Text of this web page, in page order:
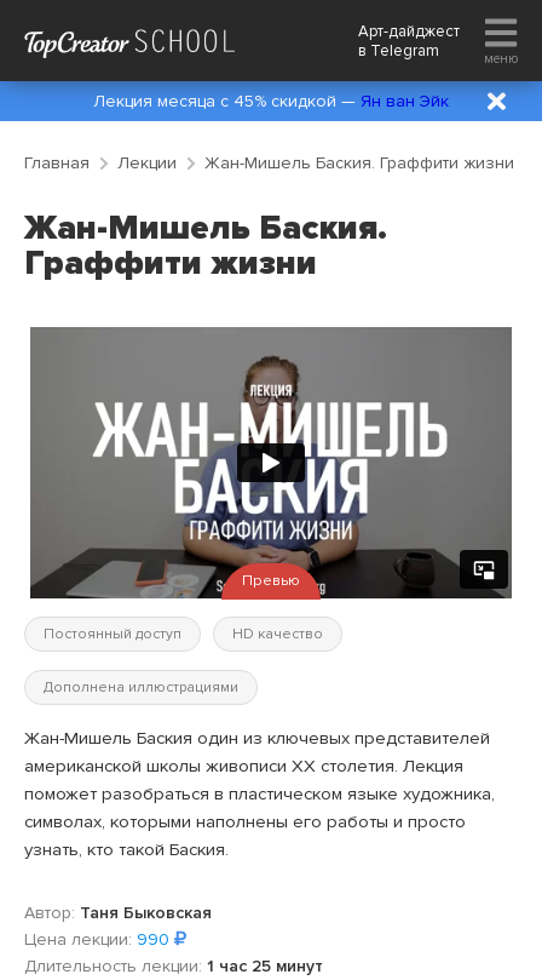
Арт-дайджест
в Telegram меню
Лекция месяца с 45% скидкой — Ян ван Эйк
Главная Лекции Жан-Мишель Баския. Граффити жизни
Жан-Мишель Баския.
Граффити жизни
Превью
Постоянный доступ HD качество
Дополнена иллюстрациями
Жан-Мишель Баския один из ключевых представителей
американской школы живописи XX столетия. Лекция
поможет разобраться в пластическом языке художника,
символах, которыми наполнены его работы и просто
узнать, кто такой Баския.
Автор: Таня Быковская
Цена лекции: 990
Длительность лекции: 1 час 25 минут